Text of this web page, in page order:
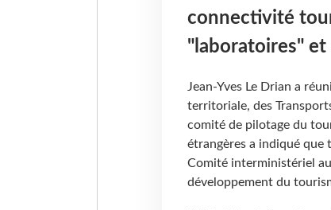
connectivité
"laboratoires"
Jean-Yves Le Drian a
territoriale, des
comité de pilotage du
étrangères a indiqué que
Comité interministériel
développement du